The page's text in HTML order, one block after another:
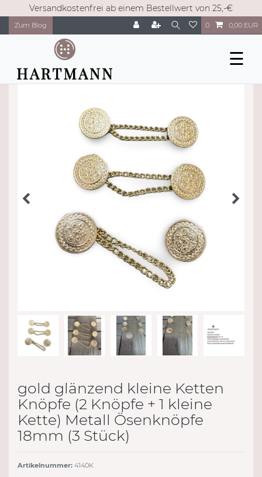
Versandkostenfrei ab einem Bestellwert von 25,-€
Zum Blog 0 0,00 EUR
☰
gold glänzend kleine Ketten
Knöpfe (2 Knöpfe + 1 kleine
Kette) Metall Ösenknöpfe
18mm (3 Stück)
Artikelnummer: 4140K